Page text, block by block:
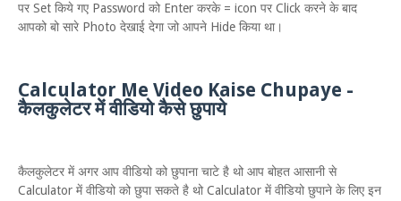
पर Set किये गए Password को Enter करके = icon पर Click करने के बाद
आपको बो सारे Photo देखाई देगा जो आपने Hide किया था।
Calculator Me Video Kaise Chupaye -
कैलकुलेटर में वीडियो कैसे छुपाये
कैलकुलेटर में अगर आप वीडियो को छुपाना चाटे है थो आप बोहत आसानी से
Calculator में वीडियो को छुपा सकते है थो Calculator में वीडियो छुपाने के लिए इन